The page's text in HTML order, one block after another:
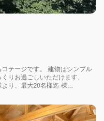
テージです。 建物はシンプル
りお過ごしいただけます。
り、最大20名様迄 棟...